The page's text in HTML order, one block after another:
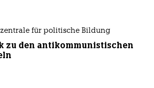
für politische Bildung
zu den antikommunistischen